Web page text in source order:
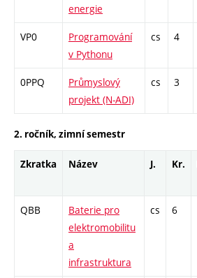
energie
VP0
Programování
v Pythonu
cs 4
0PPQ
Průmyslový
projekt (N-ADI)
cs 3
2. ročník, zimní semestr
Zkratka Název J. Kr.
QBB
Baterie pro
elektromobilitu
a
infrastruktura
cs 6